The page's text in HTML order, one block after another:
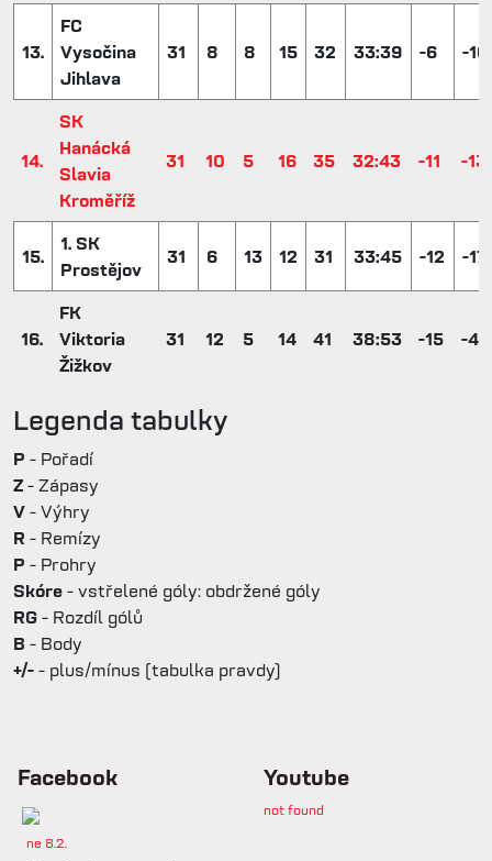
13.
FC
Vysočina
Jihlava
31 8 8 15 32 33:39 -6 -16
14.
SK
Hanácká
Slavia
Kroměříž
31 10 5 16 35 32:43 -11 -13
15.
1. SK
Prostějov
31 6 13 12 31 33:45 -12 -17
16.
FK
Viktoria
Žižkov
31 12 5 14 41 38:53 -15 -4
Legenda tabulky
P - Pořadí
Z - Zápasy
V - Výhry
R - Remízy
P - Prohry
Skóre - vstřelené góly: obdržené góly
RG - Rozdíl gólů
B - Body
+/- - plus/mínus (tabulka pravdy)
Facebook
ne 8.2.
Youtube
not found